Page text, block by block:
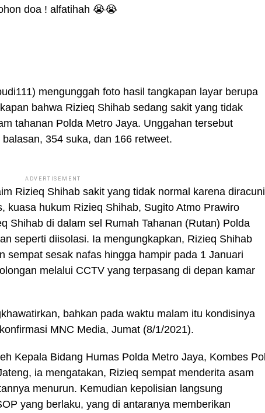
doa ! alfatihah 😭😭
mengunggah foto hasil tangkapan layar berupa
bahwa Rizieq Shihab sedang sakit yang tidak
tahanan Polda Metro Jaya. Unggahan tersebut
354 suka, dan 166 retweet.
ADVERTISEMENT
Rizieq Shihab sakit yang tidak normal karena diracuni
kuasa hukum Rizieq Shihab, Sugito Atmo Prawiro
Shihab di dalam sel Rumah Tahanan (Rutan) Polda
seperti diisolasi. Ia mengungkapkan, Rizieq Shihab
sempat sesak nafas hingga hampir pada 1 Januari
melalui CCTV yang terpasang di depan kamar
bahkan pada waktu malam itu kondisinya
MNC Media, Jumat (8/1/2021).
Kepala Bidang Humas Polda Metro Jaya, Kombes Pol
ia mengatakan, Rizieq sempat menderita asam
menurun. Kemudian kepolisian langsung
yang berlaku, yang di antaranya memberikan